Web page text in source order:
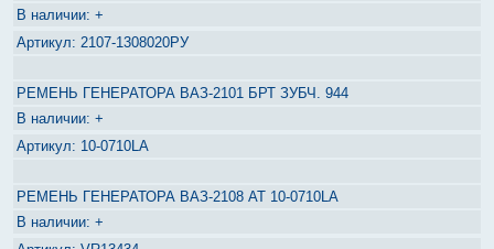
+
2107-1308020РУ
РЕМЕНЬ ГЕНЕРАТОРА ВАЗ-2101 БРТ ЗУБЧ. 944
+
10-0710LA
РЕМЕНЬ ГЕНЕРАТОРА ВАЗ-2108 AT 10-0710LA
+